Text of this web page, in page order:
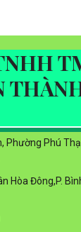
Phường Phú
Hòa Đông,P.